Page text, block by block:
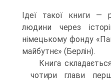
Ідеї такої книги —
людини через
німецькому фонду
майбутнє» (Берлін).
Книга
чотири глави